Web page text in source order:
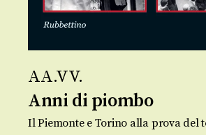
AA.VV.
Anni di piombo
Il Piemonte e Torino alla prova del